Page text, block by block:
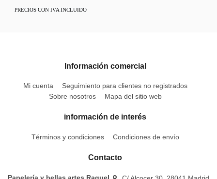
PRECIOS CON IVA INCLUIDO
Información comercial
Mi cuenta
Seguimiento para clientes no registrados
Sobre nosotros
Mapa del sitio web
información de interés
Términos y condiciones Condiciones de envío
Contacto
Papelería y bellas artes Raquel